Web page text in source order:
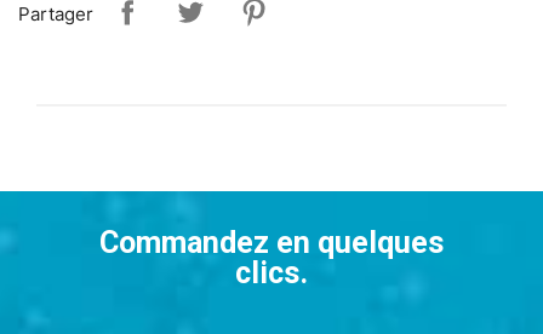
Partager
Commandez en quelques
clics.